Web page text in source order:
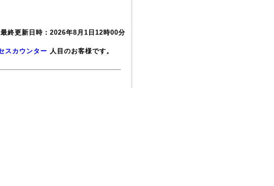
最終更新日時：2026年8月1日12時00分
人目のお客様です。